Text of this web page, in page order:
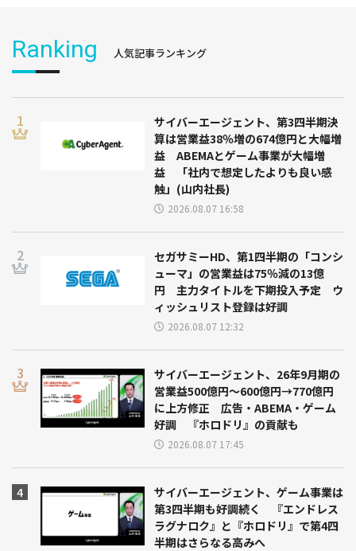
Ranking 人気記事ランキング
サイバーエージェント、第3四半期決
算は営業益38％増の674億円と大幅増
益 ABEMAとゲーム事業が大幅増
益 「社内で想定したよりも良い感
触」(山内社長)
2026.08.07 16:58
セガサミーHD、第1四半期の「コンシ
ューマ」の営業益は75％減の13億
円 主力タイトルを下期投入予定 ウ
ィッシュリスト登録は好調
2026.08.07 12:32
サイバーエージェント、26年9月期の
営業益500億円～600億円→770億円
に上方修正 広告・ABEMA・ゲーム
好調 『ホロドリ』の貢献も
2026.08.07 17:45
サイバーエージェント、ゲーム事業は
第3四半期も好調続く 『エンドレス
ラグナロク』と『ホロドリ』で第4四
半期はさらなる高みへ